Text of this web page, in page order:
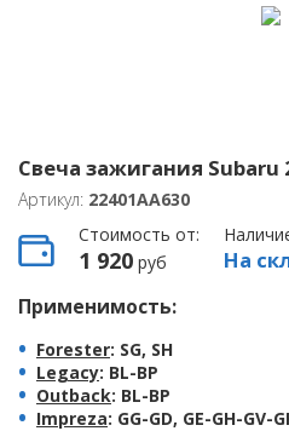
Свеча зажигания Subaru
Артикул: 22401AA630
Стоимость от:
1 920 руб На
Применимость:
Forester: SG, SH
Legacy: BL-BP
Outback: BL-BP
Impreza: GG-GD, GE-GH-GV-